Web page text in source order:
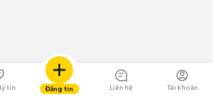
tin Đăng tin Liên hệ Tài khoản